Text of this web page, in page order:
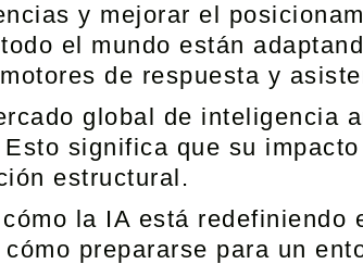
y mejorar el
el mundo están
de respuesta y
global de inteligencia
significa que su
estructural.
la IA está redefiniendo
prepararse para un